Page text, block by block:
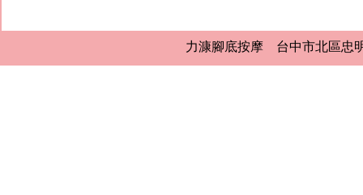
力漮腳底按摩 台中市北區忠